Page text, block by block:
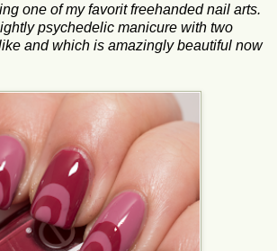
one of my favorit freehanded nail arts.
psychedelic manicure with two
and which is amazingly beautiful now